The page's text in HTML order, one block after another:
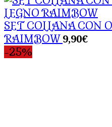
SET COLLANA CON
RAIMBOW 9,90€
-25%